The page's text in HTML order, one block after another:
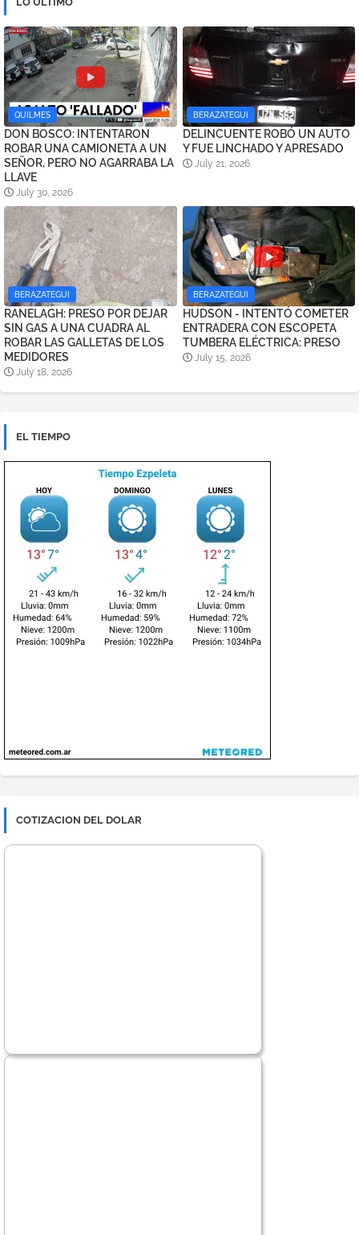
QUILMES
DON BOSCO: INTENTARON
ROBAR UNA CAMIONETA A UN
SEÑOR, PERO NO AGARRABA LA
LLAVE
July 30, 2026
BERAZATEGUI
DELINCUENTE ROBÓ UN AUTO
Y FUE LINCHADO Y APRESADO
July 21, 2026
BERAZATEGUI
RANELAGH: PRESO POR DEJAR
SIN GAS A UNA CUADRA AL
ROBAR LAS GALLETAS DE LOS
MEDIDORES
July 18, 2026
BERAZATEGUI
HUDSON - INTENTÓ COMETER
ENTRADERA CON ESCOPETA
TUMBERA ELÉCTRICA: PRESO
July 15, 2026
EL TIEMPO
COTIZACION DEL DOLAR